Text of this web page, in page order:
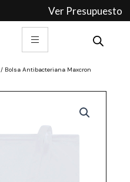
Ver Presupuesto
/ Bolsa Antibacteriana Maxcron